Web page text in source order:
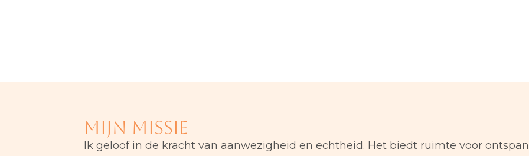
Mijn missie
Ik geloof in de kracht van aanwezigheid en echtheid. Het biedt ruimte voor